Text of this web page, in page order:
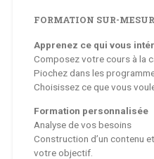
FORMATION SUR-
Apprenez ce qui vous
Composez votre cours à la
Piochez dans les
Choisissez ce que vous
Formation personnalisée
Analyse de vos besoins
Construction d’un contenu
votre objectif.